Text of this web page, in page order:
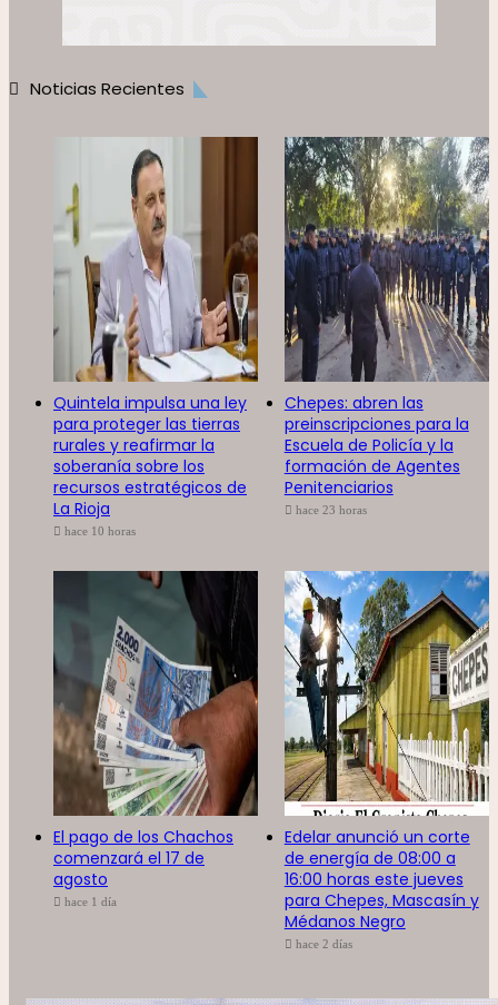
Noticias Recientes
Quintela impulsa una ley
para proteger las tierras
rurales y reafirmar la
soberanía sobre los
recursos estratégicos de
La Rioja
hace 10 horas
Chepes: abren las
preinscripciones para la
Escuela de Policía y la
formación de Agentes
Penitenciarios
hace 23 horas
El pago de los Chachos
comenzará el 17 de
agosto
hace 1 día
Edelar anunció un corte
de energía de 08:00 a
16:00 horas este jueves
para Chepes, Mascasín y
Médanos Negro
hace 2 días